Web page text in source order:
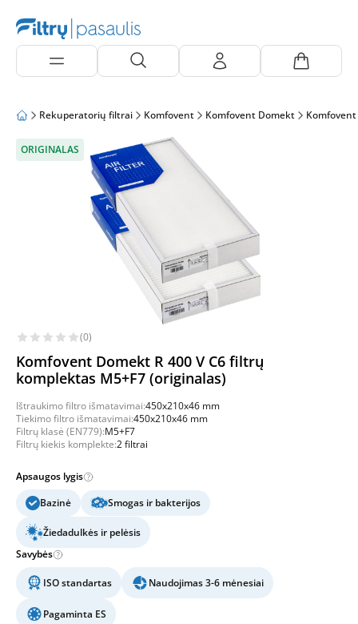
Rekuperatorių filtrai Komfovent Komfovent Domekt
ORIGINALAS
(0)
Komfovent Domekt R 400 V C6 filtrų
komplektas M5+F7 (originalas)
Ištraukimo filtro išmatavimai:450x210x46 mm
Tiekimo filtro išmatavimai:450x210x46 mm
Filtrų klasė (EN779):M5+F7
Filtrų kiekis komplekte:2 filtrai
Apsaugos lygis
Bazinė
Smogas ir bakterijos
Žiedadulkės ir pelėsis
Savybės
ISO standartas Naudojimas 3-6 mėnesiai
Pagaminta ES